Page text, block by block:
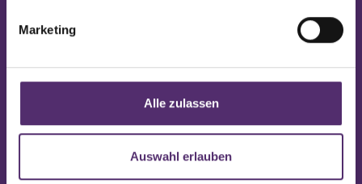
Marketing
Alle zulassen
Auswahl erlauben
Lebensqualität bis ins hohe Alter
#FeelgoodCenter #Gesundheit#
fitbisinshoheAlter